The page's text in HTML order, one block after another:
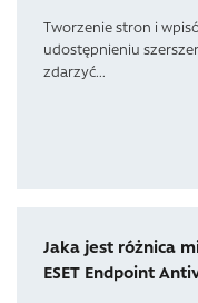
Tworzenie stron i
udostępnieniu
zdarzyć...
Jaka jest różnica
ESET Endpoint